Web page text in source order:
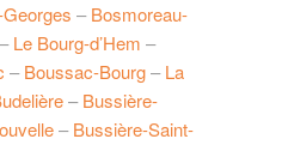
–Bosmoreau-
–Le Bourg-d’Hem –
–Boussac-Bourg–La
–Bussière-
–Bussière-Saint-